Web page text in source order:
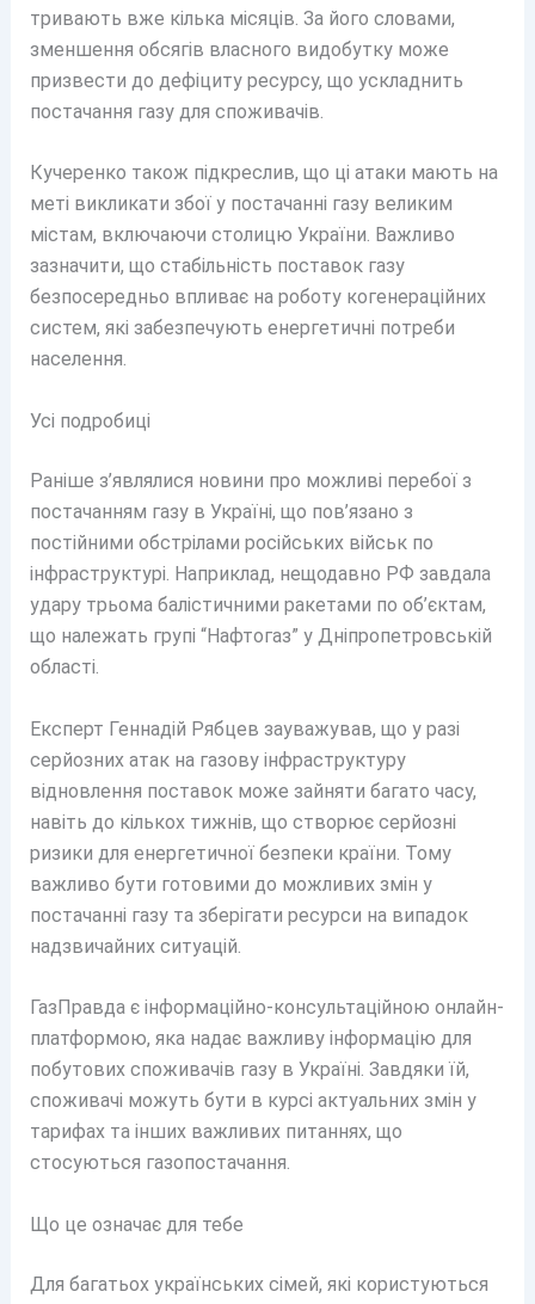
тривають вже кілька місяців. За його словами,
зменшення обсягів власного видобутку може
призвести до дефіциту ресурсу, що ускладнить
постачання газу для споживачів.
Кучеренко також підкреслив, що ці атаки мають на
меті викликати збої у постачанні газу великим
містам, включаючи столицю України. Важливо
зазначити, що стабільність поставок газу
безпосередньо впливає на роботу когенераційних
систем, які забезпечують енергетичні потреби
населення.
Усі подробиці
Раніше з’являлися новини про можливі перебої з
постачанням газу в Україні, що пов’язано з
постійними обстрілами російських військ по
інфраструктурі. Наприклад, нещодавно РФ завдала
удару трьома балістичними ракетами по об’єктам,
що належать групі “Нафтогаз” у Дніпропетровській
області.
Експерт Геннадій Рябцев зауважував, що у разі
серйозних атак на газову інфраструктуру
відновлення поставок може зайняти багато часу,
навіть до кількох тижнів, що створює серйозні
ризики для енергетичної безпеки країни. Тому
важливо бути готовими до можливих змін у
постачанні газу та зберігати ресурси на випадок
надзвичайних ситуацій.
ГазПравда є інформаційно-консультаційною онлайн-
платформою, яка надає важливу інформацію для
побутових споживачів газу в Україні. Завдяки їй,
споживачі можуть бути в курсі актуальних змін у
тарифах та інших важливих питаннях, що
стосуються газопостачання.
Що це означає для тебе
Для багатьох українських сімей, які користуються